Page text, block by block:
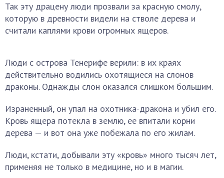
Так эту драцену люди прозвали за красную смолу,
которую в древности видели на стволе дерева и
считали каплями крови огромных ящеров.
Люди с острова Тенерифе верили: в их краях
действительно водились охотящиеся на слонов
драконы. Однажды слон оказался слишком большим.
Израненный, он упал на охотника-дракона и убил его.
Кровь ящера потекла в землю, ее впитали корни
дерева — и вот она уже побежала по его жилам.
Люди, кстати, добывали эту «кровь» много тысяч лет,
применяя не только в медицине, но и в магии.